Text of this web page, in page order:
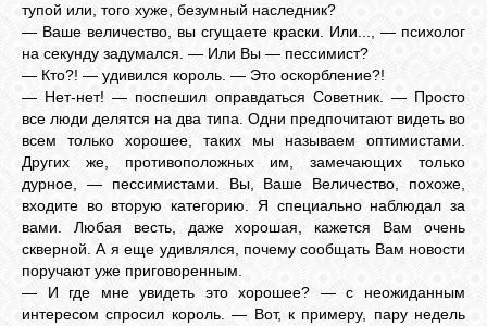
ВК
GOOGLE+
TWITTER
тупой или, того хуже, безумный наследник?
— Ваше величество, вы сгущаете краски. Или..., — психолог
на секунду задумался. — Или Вы — пессимист?
— Кто?! — удивился король. — Это оскорбление?!
— Нет-нет! — поспешил оправдаться Советник. — Просто
все люди делятся на два типа. Одни предпочитают видеть во
всем только хорошее, таких мы называем оптимистами.
Других же, противоположных им, замечающих только
дурное, — пессимистами. Вы, Ваше Величество, похоже,
входите во вторую категорию. Я специально наблюдал за
вами. Любая весть, даже хорошая, кажется Вам очень
скверной. А я еще удивлялся, почему сообщать Вам новости
поручают уже приговоренным.
— И где мне увидеть это хорошее? — с неожиданным
интересом спросил король. — Вот, к примеру, пару недель